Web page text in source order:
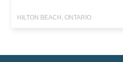
HILTON BEACH, ONTARIO